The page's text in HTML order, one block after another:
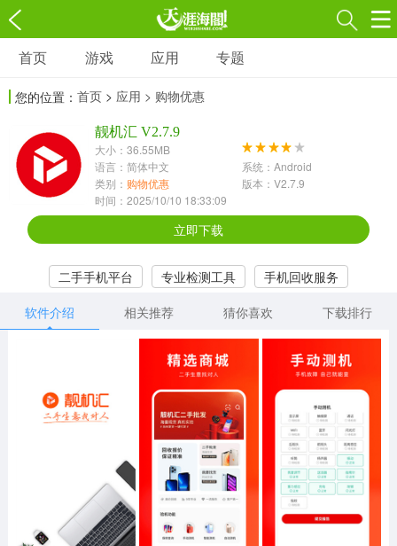
游戏
3697款应用
1597款应用
休闲益智
13387款应用
2196款应用
冒险解谜
1072款应用
418款应用
568款应用
音乐舞蹈
2716款应用
515款应用
其他
1654款应用
515款应用
MOD游戏
1056款应用
首页 游戏 应用 专题
您的位置： 首页 > 应用 > 购物优惠
靓机汇 V2.7.9
大小：36.55MB
语言：简体中文
系统：Android
类别： 购物优惠
版本：V2.7.9
时间：2025/10/10 18:33:09
立即下载
二手手机平台 专业检测工具
手机回收服务
软件介绍
相关推荐 猜你喜欢 下载排行